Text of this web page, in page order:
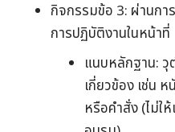
กิจกรรมข้อ 3: ผ่านก
การปฏิบัติงานในหน้าที่
แนบหลักฐาน:
เกี่ยวข้อง เช่น
หรือคำสั่ง (ไม่ใ